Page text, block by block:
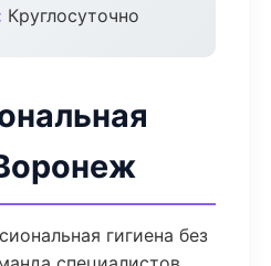
Круглосуточно
гигиена без